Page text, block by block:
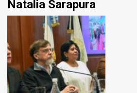
Natalia Sarapura